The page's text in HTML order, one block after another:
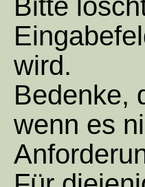
Bitte
wird.
Bedenke,
wenn es